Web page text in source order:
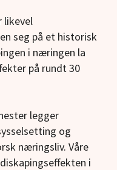
likevel
seg på et historisk
i næringen la
på rundt 30
legger
og
næringsliv. Våre
i